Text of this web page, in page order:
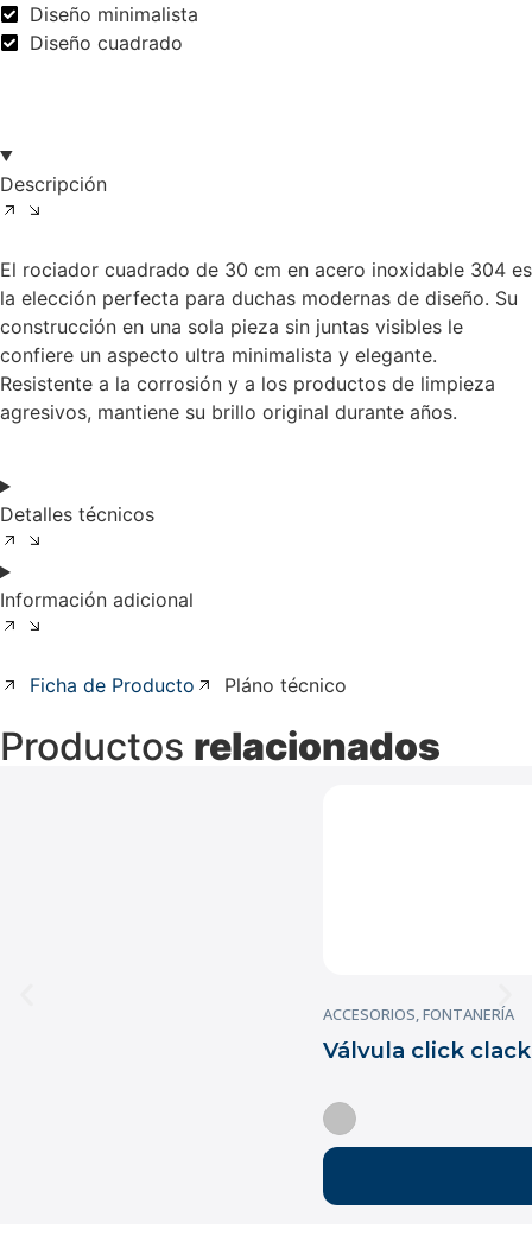
Diseño minimalista
Diseño cuadrado
Descripción
El rociador cuadrado de 30 cm en acero inoxidable 304 es
la elección perfecta para duchas modernas de diseño. Su
construcción en una sola pieza sin juntas visibles le
confiere un aspecto ultra minimalista y elegante.
Resistente a la corrosión y a los productos de limpieza
agresivos, mantiene su brillo original durante años.
Detalles técnicos
Información adicional
Ficha de Producto Pláno técnico
Productos relacionados
ACCESORIOS,FONTANERÍA
Válvula click